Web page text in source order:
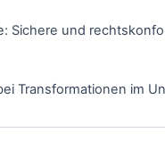
Sichere und
Transformationen im